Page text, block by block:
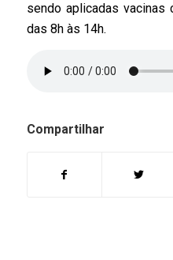
sendo aplicadas vacinas
das 8h às 14h.
Compartilhar